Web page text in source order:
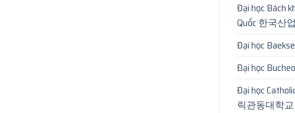
Đại học Bách
Quốc 한국산
Đại học
Đại học
Đại học
릭관동대학교